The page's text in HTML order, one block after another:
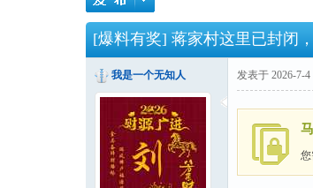
[爆料有奖] 蒋家村这里已封闭
我是一个无知人 发表于 2026-7-4